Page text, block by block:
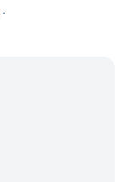
-